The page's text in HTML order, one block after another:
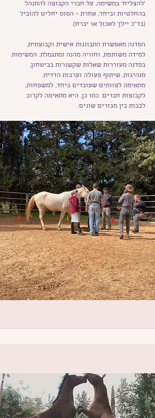
׳להצליח׳ במשימה, על חברי הקבוצה להתנהל
בהחלטיות וביחד, אחרת – הסוס יחליט להוביל
(בד״כ יילך לאכול או יברח).
הסדנה מאפשרת התבוננות אישית וקבוצתית,
למידה משותפת, וחוויה מהנה ומתגמלת. המשימות
בסדנה מעוררות שאלות שקשורות בביטחון,
מנהיגות, שיתוף פעולה וערבות הדדית.
מתאימה לצוותים שעובדים ביחד, למשפחות,
לקבוצות חברים. כמו כן, היא מתאימה לקרוב
לבבות בין מגזרים שונים.